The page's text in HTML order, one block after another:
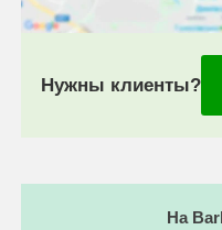
Нужны клиенты?
На